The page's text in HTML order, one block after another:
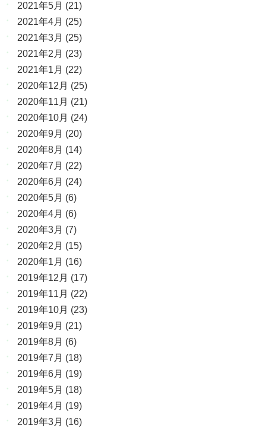
2021年5月 (21)
2021年4月 (25)
2021年3月 (25)
2021年2月 (23)
2021年1月 (22)
2020年12月 (25)
2020年11月 (21)
2020年10月 (24)
2020年9月 (20)
2020年8月 (14)
2020年7月 (22)
2020年6月 (24)
2020年5月 (6)
2020年4月 (6)
2020年3月 (7)
2020年2月 (15)
2020年1月 (16)
2019年12月 (17)
2019年11月 (22)
2019年10月 (23)
2019年9月 (21)
2019年8月 (6)
2019年7月 (18)
2019年6月 (19)
2019年5月 (18)
2019年4月 (19)
2019年3月 (16)